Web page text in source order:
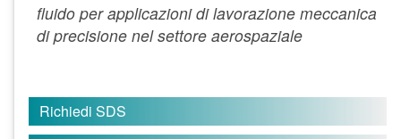
fluido per applicazioni di lavorazione meccanica
di precisione nel settore aerospaziale
Richiedi SDS